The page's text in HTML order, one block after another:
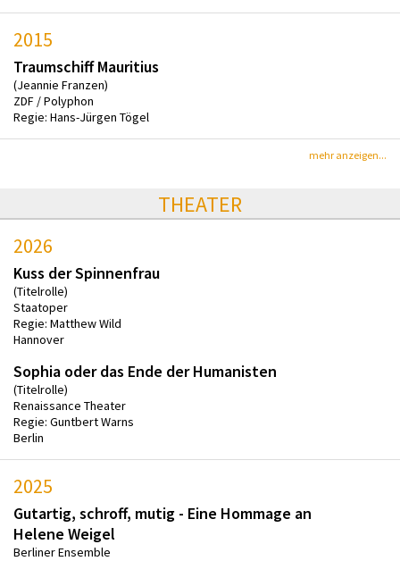
2015
Traumschiff Mauritius
(Jeannie Franzen)
ZDF / Polyphon
Regie: Hans-Jürgen Tögel
mehr anzeigen...
THEATER
2026
Kuss der Spinnenfrau
(Titelrolle)
Staatoper
Regie: Matthew Wild
Hannover
Sophia oder das Ende der Humanisten
(Titelrolle)
Renaissance Theater
Regie: Guntbert Warns
Berlin
2025
Gutartig, schroff, mutig - Eine Hommage an
Helene Weigel
Berliner Ensemble